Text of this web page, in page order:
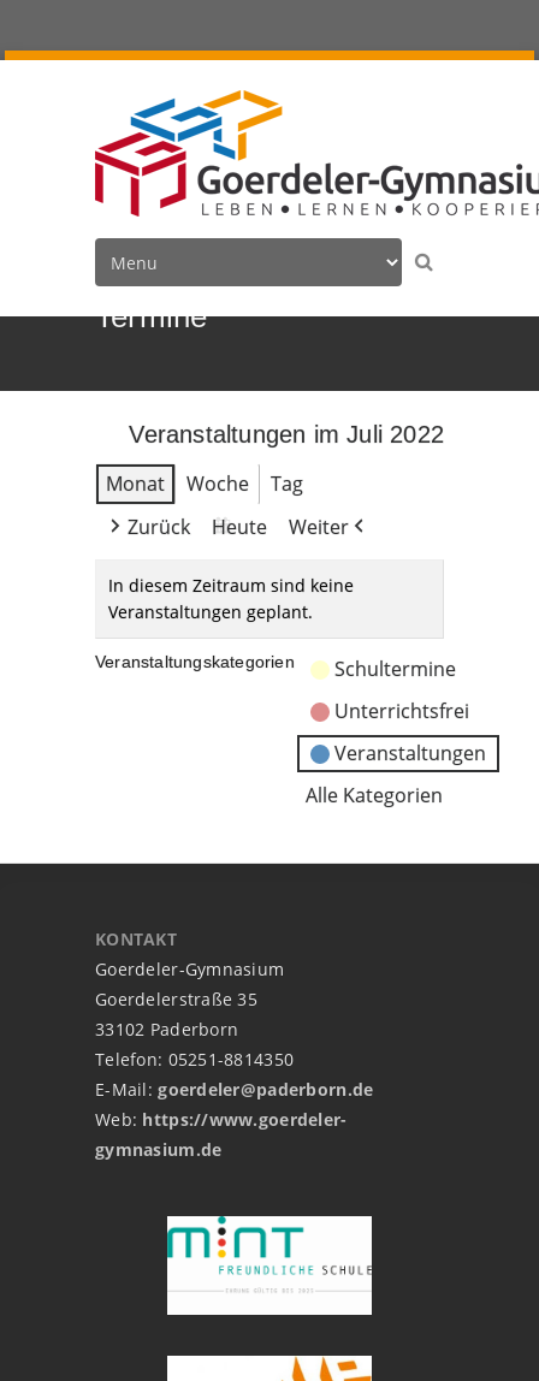
Termine
Veranstaltungen im Juli 2022
Monat
Woche
Tag
Zurück
Heute Weiter
In diesem Zeitraum sind keine
Veranstaltungen geplant.
Veranstaltungskategorien
Schultermine
Unterrichtsfrei
Veranstaltungen
Alle Kategorien
KONTAKT
Goerdeler-Gymnasium
Goerdelerstraße 35
33102 Paderborn
Telefon: 05251-8814350
E-Mail:goerdeler@paderborn.de
Web: https://www.goerdeler-
gymnasium.de